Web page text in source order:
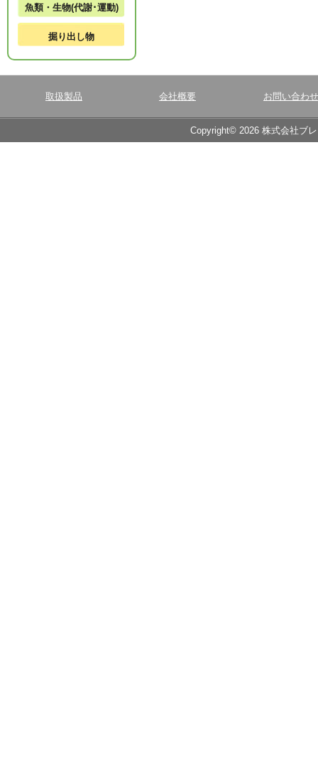
魚類・生物(代謝･運動)
掘り出し物
取扱製品 会社概要 お問い合わせ
Copyright© 2026 株式会社ブ